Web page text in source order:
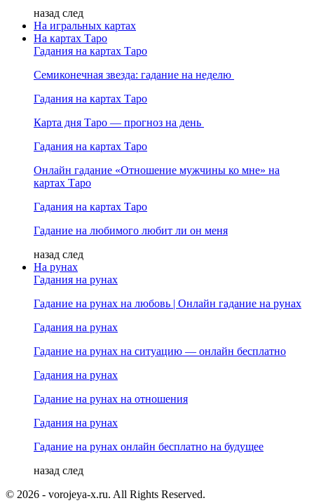
назад след
На игральных картах
На картах Таро
Гадания на картах Таро
Семиконечная звезда: гадание на неделю
Гадания на картах Таро
Карта дня Таро — прогноз на день
Гадания на картах Таро
Онлайн гадание «Отношение мужчины ко мне» на
картах Таро
Гадания на картах Таро
Гадание на любимого любит ли он меня
назад след
На рунах
Гадания на рунах
Гадание на рунах на любовь | Онлайн гадание на рунах
Гадания на рунах
Гадание на рунах на ситуацию — онлайн бесплатно
Гадания на рунах
Гадание на рунах на отношения
Гадания на рунах
Гадание на рунах онлайн бесплатно на будущее
назад след
© 2026 - vorojeya-x.ru. All Rights Reserved.